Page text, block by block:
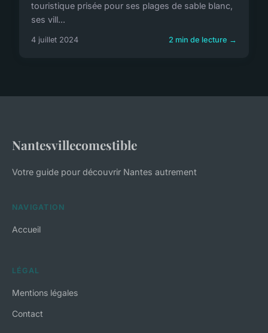
touristique prisée pour ses plages de sable blanc,
ses vill...
4 juillet 2024 2 min de lecture →
Nantesvillecomestible
Votre guide pour découvrir Nantes autrement
NAVIGATION
Accueil
LÉGAL
Mentions légales
Contact